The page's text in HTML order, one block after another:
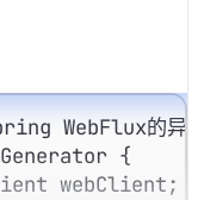
WebFlux的异
{
webClient;